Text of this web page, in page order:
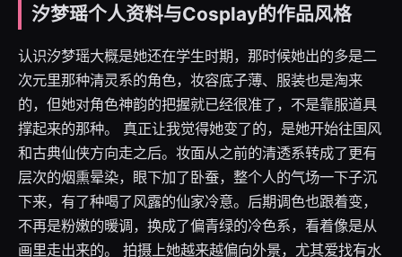
汐梦瑶个人资料与Cosplay的作品风格
认识汐梦瑶大概是她还在学生时期，那时候她出的多是二
次元里那种清灵系的角色，妆容底子薄、服装也是淘来
的，但她对角色神韵的把握就已经很准了，不是靠服道具
撑起来的那种。 真正让我觉得她变了的，是她开始往国风
和古典仙侠方向走之后。妆面从之前的清透系转成了更有
层次的烟熏晕染，眼下加了卧蚕，整个人的气场一下子沉
下来，有了种喝了风露的仙家冷意。后期调色也跟着变，
不再是粉嫩的暖调，换成了偏青绿的冷色系，看着像是从
画里走出来的。 拍摄上她越来越偏向外景，尤其爱找有水